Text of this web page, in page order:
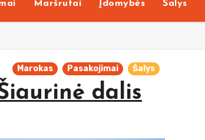
Maršrutai Įdomybės Šalys
Marokas Pasakojimai Šalys
dalis